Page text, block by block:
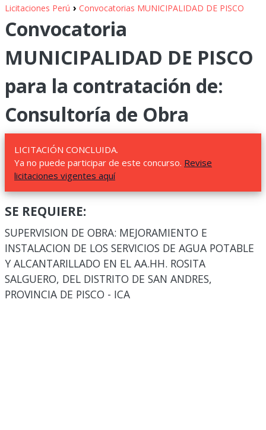
Licitaciones Perú › Convocatorias MUNICIPALIDAD DE PISCO
Convocatoria
MUNICIPALIDAD DE PISCO
para la contratación de:
Consultoría de Obra
LICITACIÓN CONCLUIDA.
Ya no puede participar de este concurso. Revise
licitaciones vigentes aquí
SE REQUIERE:
SUPERVISION DE OBRA: MEJORAMIENTO E
INSTALACION DE LOS SERVICIOS DE AGUA POTABLE
Y ALCANTARILLADO EN EL AA.HH. ROSITA
SALGUERO, DEL DISTRITO DE SAN ANDRES,
PROVINCIA DE PISCO - ICA